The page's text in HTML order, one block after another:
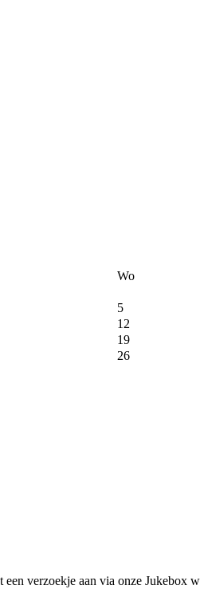
Wo
5
12
19
26
verzoekje aan via onze Jukebox